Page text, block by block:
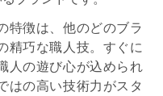
特徴は、他のどのブラ
精巧な職人技。すぐに
人の遊び心が込められ
はの高い技術力がスタ